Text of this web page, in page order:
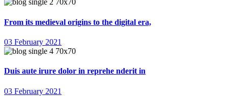
From its medieval origins to the digital era,
03 February 2021
Duis aute irure dolor in reprehe nderit in
03 February 2021